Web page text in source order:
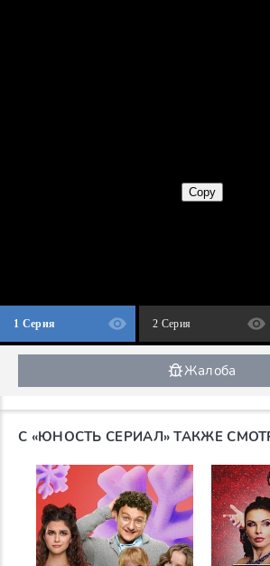
1 Серия 2 Серия
Жалоба
С «ЮНОСТЬ СЕРИАЛ» ТАКЖЕ